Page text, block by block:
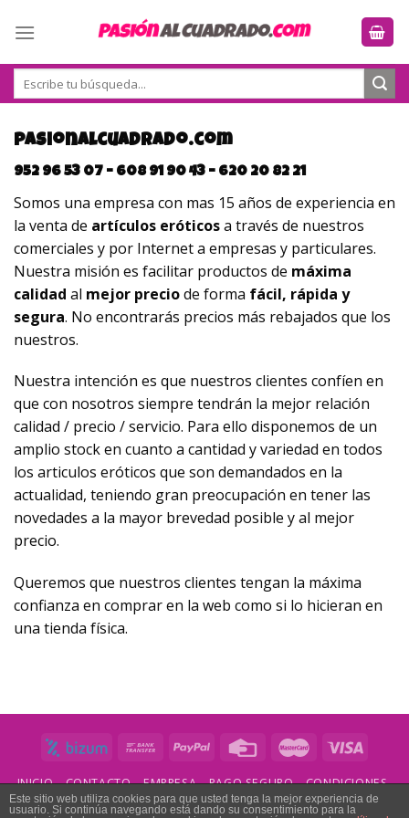
Buscar
por:
pasionalcuadrado.com
952 96 53 07 – 608 91 90 43 – 620 20 82 21
Somos una empresa con mas 15 años de experiencia en
la venta de artículos eróticosa través de nuestros
comerciales y por Internet a empresas y particulares.
Nuestra misión es facilitar productos de máxima
calidad al mejor preciode forma fácil, rápida y
segura. No encontrarás precios más rebajados que los
nuestros.
Nuestra intención es que nuestros clientes confíen en
que con nosotros siempre tendrán la mejor relación
calidad / precio / servicio. Para ello disponemos de un
amplio stock en cuanto a cantidad y variedad en todos
los articulos eróticos que son demandados en la
actualidad, teniendo gran preocupación en tener las
novedades a la mayor brevedad posible y al mejor
precio.
Queremos que nuestros clientes tengan la máxima
confianza en comprar en la web como si lo hicieran en
una tienda física.
INICIO CONTACTO EMPRESA PAGO SEGURO
CONDICIONES
ENVÍOS Y DEVOLUCIONES
Este sitio web utiliza cookies para que usted tenga la mejor experiencia de
usuario. Si continúa navegando está dando su consentimiento para la